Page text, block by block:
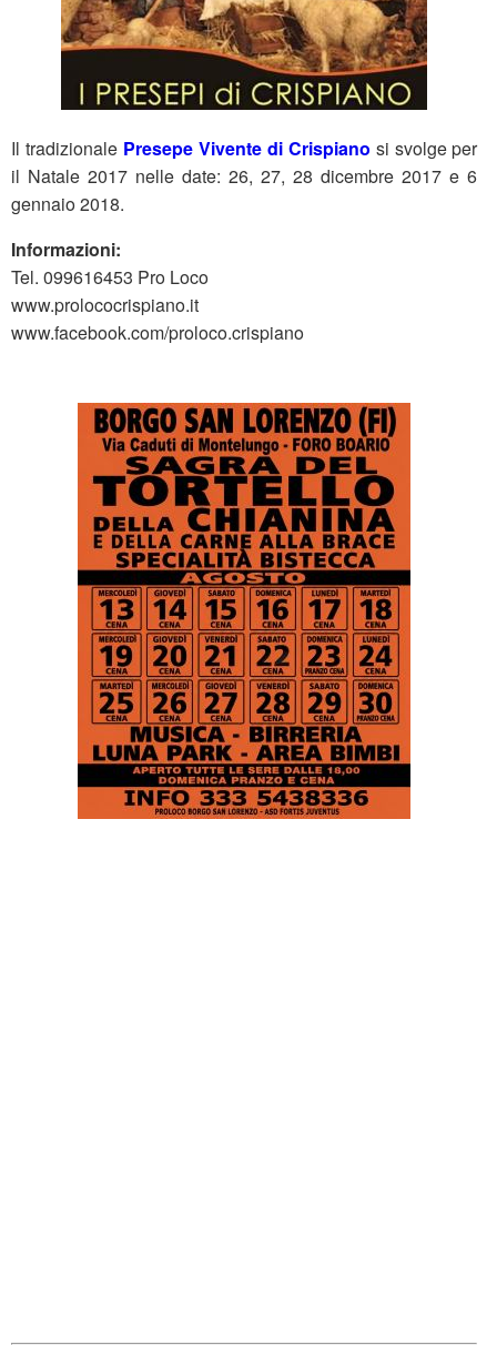
Il tradizionale Presepe Vivente di Crispiano si svolge per
il Natale 2017 nelle date: 26, 27, 28 dicembre 2017 e 6
gennaio 2018.
Informazioni:
Tel. 099616453 Pro Loco
www.prolococrispiano.it
www.facebook.com/proloco.crispiano